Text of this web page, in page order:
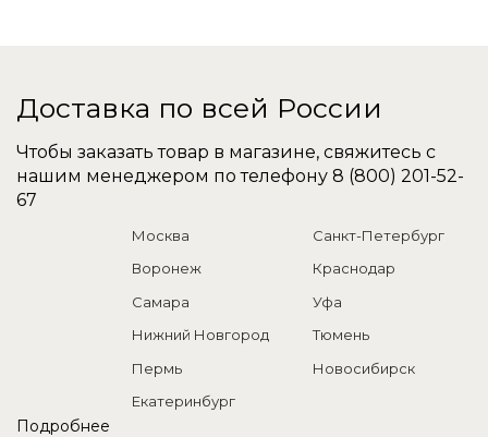
Доставка по всей России
Чтобы заказать товар в магазине, свяжитесь с
нашим менеджером по телефону 8 (800) 201-52-
67
Подробнее
Москва
Санкт-Петербург
Воронеж
Краснодар
Самара
Уфа
Нижний Новгород
Тюмень
Пермь
Новосибирск
Екатеринбург